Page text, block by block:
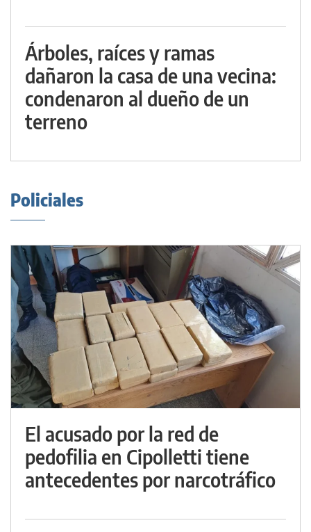
Árboles, raíces y ramas
dañaron la casa de una vecina:
condenaron al dueño de un
terreno
Policiales
El acusado por la red de
pedofilia en Cipolletti tiene
antecedentes por narcotráfico